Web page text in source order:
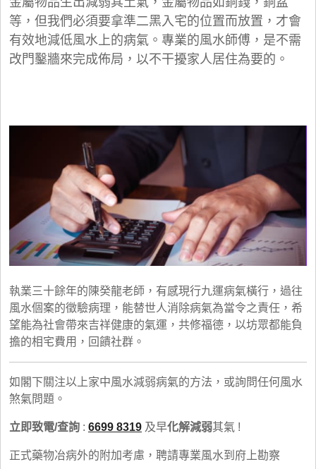
等，但我們必須要拿準二黑入宅的位置而放置，才會
有效地減低風水上的病氣。專業的風水師傅，是不需
改門鑿牆來完成佈局，以不干擾家人居住為要的。
執業三十餘年的陳癸龍老師，有感現行九運病氣橫行，過往
風水個案的徵驗病理，能替世人消除病氣為當令之責任，希
望能為社會帶來吉祥健康的氣運，共修福德，以坊眾都能負
擔的相宅費用，回饋社群。
如閣下關注以上家中風水減弱病氣的方法，或詢問任何風水
煞氣問題。
立即致電/查詢 : 6699 8319 及早化解減弱其氣 !
正式藥物冶病外的附加考慮，聘請專業風水到府上勘察